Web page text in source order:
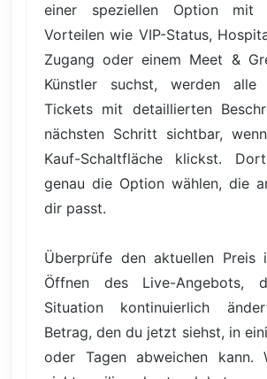
einer speziellen Option mit
Vorteilen wie VIP-Status,
Zugang oder einem Meet &
Künstler suchst, werden alle
Tickets mit detaillierten
nächsten Schritt sichtbar,
Kauf-Schaltfläche klickst.
genau die Option wählen, die
dir passt.
Überprüfe den aktuellen Preis
Öffnen des Live-Angebots,
Situation kontinuierlich
Betrag, den du jetzt siehst, in
oder Tagen abweichen kann.